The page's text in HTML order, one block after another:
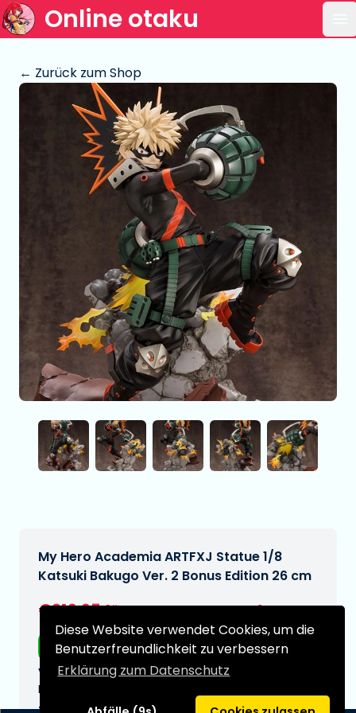
Diese Website verwendet Cookies, um die
Benutzerfreundlichkeit zu verbessern
Erklärung zum Datenschutz
Online otaku
← Zurück zum Shop
My Hero Academia ARTFXJ Statue 1/8
Katsuki Bakugo Ver. 2 Bonus Edition 26 cm
€219,95
Kostenloser Versand
Voraussichtliches Lieferdatum:
N/A